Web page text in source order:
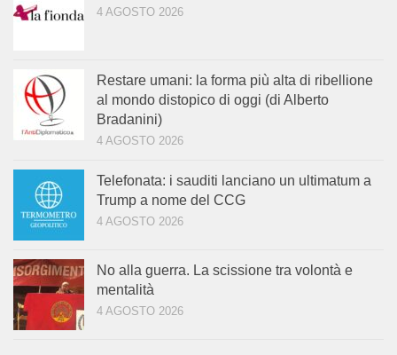
4 AGOSTO 2026
Restare umani: la forma più alta di ribellione
al mondo distopico di oggi (di Alberto
Bradanini)
4 AGOSTO 2026
Telefonata: i sauditi lanciano un ultimatum a
Trump a nome del CCG
4 AGOSTO 2026
No alla guerra. La scissione tra volontà e
mentalità
4 AGOSTO 2026